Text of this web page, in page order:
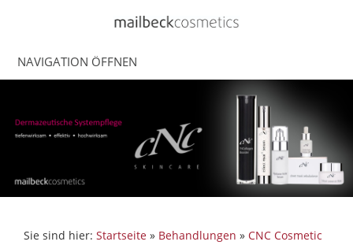
NAVIGATION ÖFFNEN
Sie sind hier: Startseite » Behandlungen » CNC Cosmetic